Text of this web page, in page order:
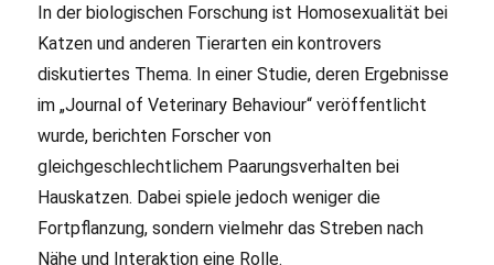
In der biologischen Forschung ist Homosexualität bei
Katzen und anderen Tierarten ein kontrovers
diskutiertes Thema. In einer Studie, deren Ergebnisse
im „Journal of Veterinary Behaviour“ veröffentlicht
wurde, berichten Forscher von
gleichgeschlechtlichem Paarungsverhalten bei
Hauskatzen. Dabei spiele jedoch weniger die
Fortpflanzung, sondern vielmehr das Streben nach
Nähe und Interaktion eine Rolle.